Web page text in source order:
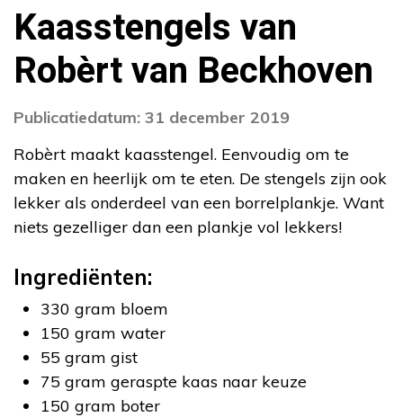
Kaasstengels van
Robèrt van Beckhoven
Publicatiedatum: 31 december 2019
Robèrt maakt kaasstengel. Eenvoudig om te
maken en heerlijk om te eten. De stengels zijn ook
lekker als onderdeel van een borrelplankje. Want
niets gezelliger dan een plankje vol lekkers!
Ingrediënten:
330 gram bloem
150 gram water
55 gram gist
75 gram geraspte kaas naar keuze
150 gram boter